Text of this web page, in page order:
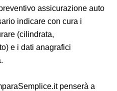
assicurazione auto
indicare con cura i
(cilindrata,
e i dati anagrafici
penserà a